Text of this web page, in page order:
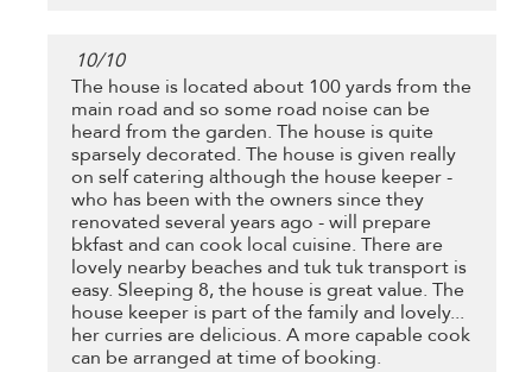
10/10
The house is located about 100 yards from the
main road and so some road noise can be
heard from the garden. The house is quite
sparsely decorated. The house is given really
on self catering although the house keeper -
who has been with the owners since they
renovated several years ago - will prepare
bkfast and can cook local cuisine. There are
lovely nearby beaches and tuk tuk transport is
easy. Sleeping 8, the house is great value. The
house keeper is part of the family and lovely...
her curries are delicious. A more capable cook
can be arranged at time of booking.